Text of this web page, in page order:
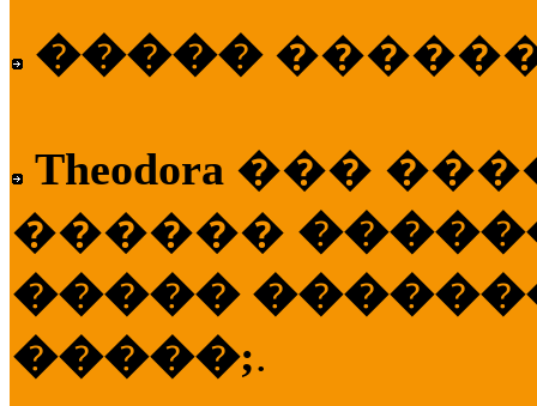
�����
Theodora ���
������
�����
�����;.